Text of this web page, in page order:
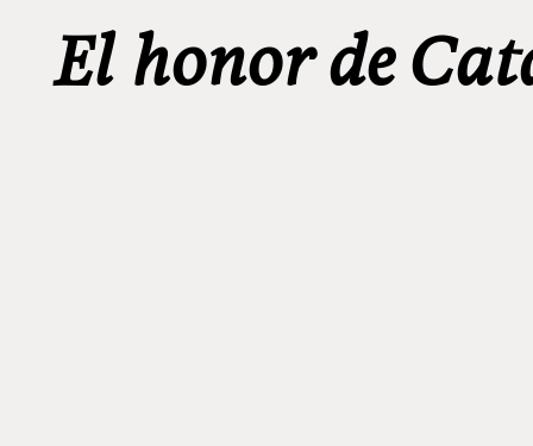
El honor de